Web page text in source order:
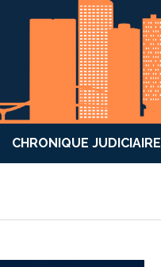
CHRONIQUE JUDICIAIRE